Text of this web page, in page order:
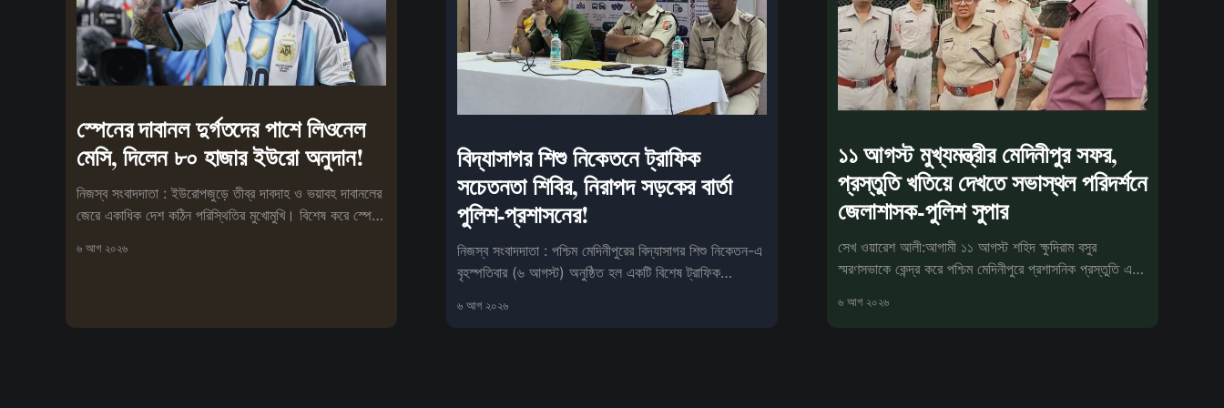
স্পেনের দাবানল দুর্গতদের পাশে লিওনেল
মেসি, দিলেন ৮০ হাজার ইউরো অনুদান!
নিজস্ব সংবাদদাতা : ইউরোপজুড়ে তীব্র দাবদাহ ও ভয়াবহ দাবানলের
জেরে একাধিক দেশ কঠিন পরিস্থিতির মুখোমুখি। বিশেষ করে স্পেনে
৬ আগ ২০২৬
বিদ্যাসাগর শিশু নিকেতনে ট্রাফিক
সচেতনতা শিবির, নিরাপদ সড়কের বার্তা
পুলিশ-প্রশাসনের!
নিজস্ব সংবাদদাতা : পশ্চিম মেদিনীপুরের বিদ্যাসাগর শিশু নিকেতন-এ
বৃহস্পতিবার (৬ আগস্ট) অনুষ্ঠিত হল একটি বিশেষ ট্রাফিক
৬ আগ ২০২৬
১১ আগস্ট মুখ্যমন্ত্রীর মেদিনীপুর সফর,
প্রস্তুতি খতিয়ে দেখতে সভাস্থল পরিদর্শনে
জেলাশাসক-পুলিশ সুপার
সেখ ওয়ারেশ আলী:আগামী ১১ আগস্ট শহিদ ক্ষুদিরাম বসুর
স্মরণসভাকে কেন্দ্র করে পশ্চিম মেদিনীপুরে প্রশাসনিক প্রস্তুতি এখন
৬ আগ ২০২৬